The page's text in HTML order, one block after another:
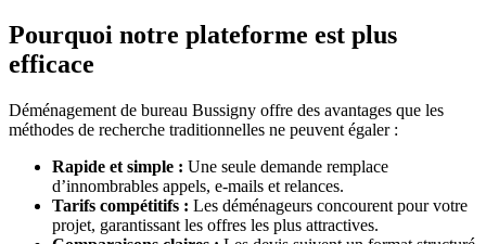
Pourquoi notre plateforme est plus
efficace
Déménagement de bureau Bussigny offre des avantages que les
méthodes de recherche traditionnelles ne peuvent égaler :
Rapide et simple : Une seule demande remplace
d’innombrables appels, e-mails et relances.
Tarifs compétitifs : Les déménageurs concourent pour votre
projet, garantissant les offres les plus attractives.